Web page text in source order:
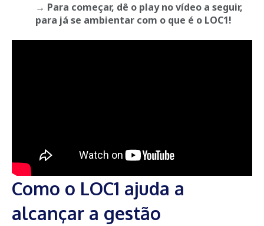
→ Para começar, dê o play no vídeo a seguir,
para já se ambientar com o que é o LOC1!
Como o LOC1 ajuda a
alcançar a gestão